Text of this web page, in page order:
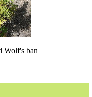
Wolf's ban